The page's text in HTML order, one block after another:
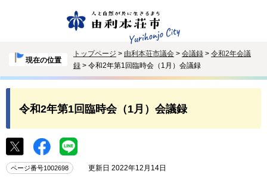
現在の位置
トップページ > 由利本荘市議会 > 会議録 > 令和2年会議
録 > 令和2年第1回臨時会（1月）会議録
令和2年第1回臨時会（1月）会議録
ページ番号1002698 更新日 2022年12月14日